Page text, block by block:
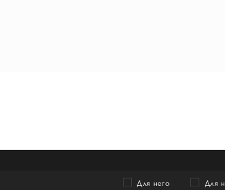
Для него
Для